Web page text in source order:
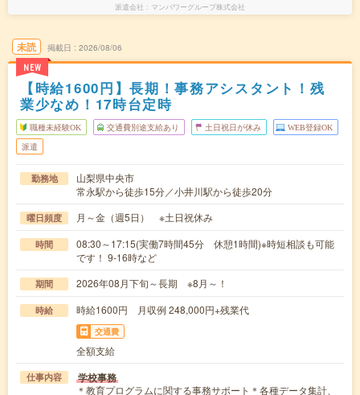
派遣会社 マンパワーグループ株式会社
未読
NEW
掲載日 2026/08/06
【時給1600円】長期！事務アシスタント！残
業少なめ！17時台定時
職種未経験OK 交通費別途支給あり 土日祝日が休み WEB登録OK
派遣
勤務地
山梨県中央市
常永駅から徒歩15分／小井川駅から徒歩20分
曜日頻度 月～金（週5日） ※土日祝休み
時間
08:30～17:15(実働7時間45分 休憩1時間)※時短相談も可能
です！ 9-16時など
期間 2026年08月下旬～長期 ※8月～！
時給 時給1600円 月収例 248,000円+残業代
交通費
全額支給
仕事内容 学校事務
＊教育プログラムに関する事務サポート＊各種データ集計、